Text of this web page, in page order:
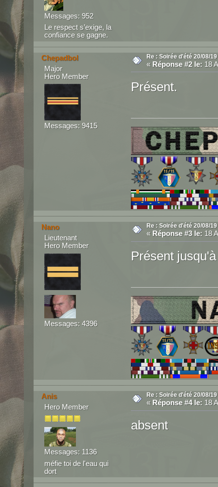
Messages: 952
Le respect s’exige, la
confiance se gagne.
Chepadbol
Major
Hero Member
Messages: 9415
Re : Soirée d'été 20/08/19
« Réponse #2 le:18
Présent.
Nano
Lieutenant
Hero Member
Messages: 4396
Re : Soirée d'été 20/08/19
« Réponse #3 le:18
Présent
Anis
Hero Member
Messages: 1136
méfie toi de l'eau qui
dort
Re : Soirée d'été 20/08/19
« Réponse #4 le:18
absent